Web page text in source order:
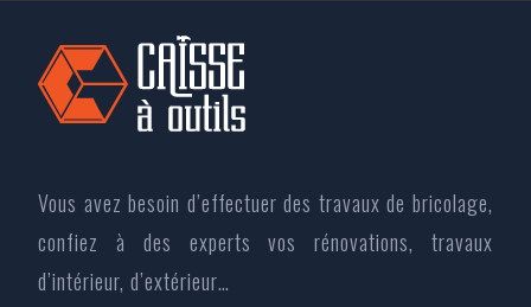
Vous avez besoin d’effectuer des travaux de bricolage,
confiez à des experts vos rénovations, travaux
d’intérieur, d’extérieur…